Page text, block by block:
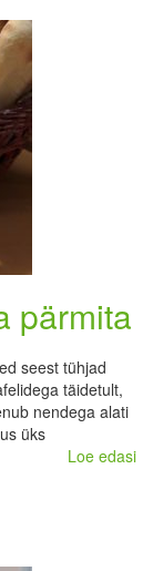
pärmita
seest tühjad
täidetult,
nendega alati
üks
Loe edasi